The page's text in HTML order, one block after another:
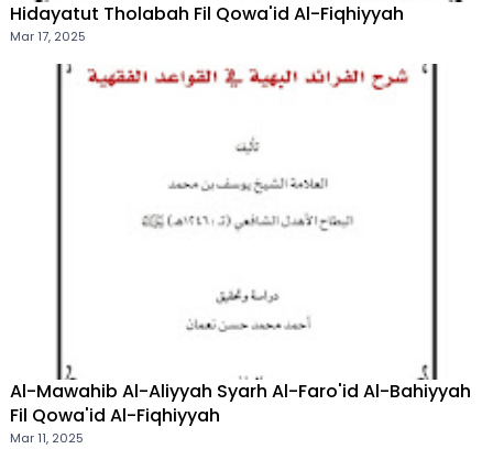
Hidayatut Tholabah Fil Qowa'id Al-Fiqhiyyah
Mar 17, 2025
Al-Mawahib Al-Aliyyah Syarh Al-Faro'id Al-Bahiyyah
Fil Qowa'id Al-Fiqhiyyah
Mar 11, 2025